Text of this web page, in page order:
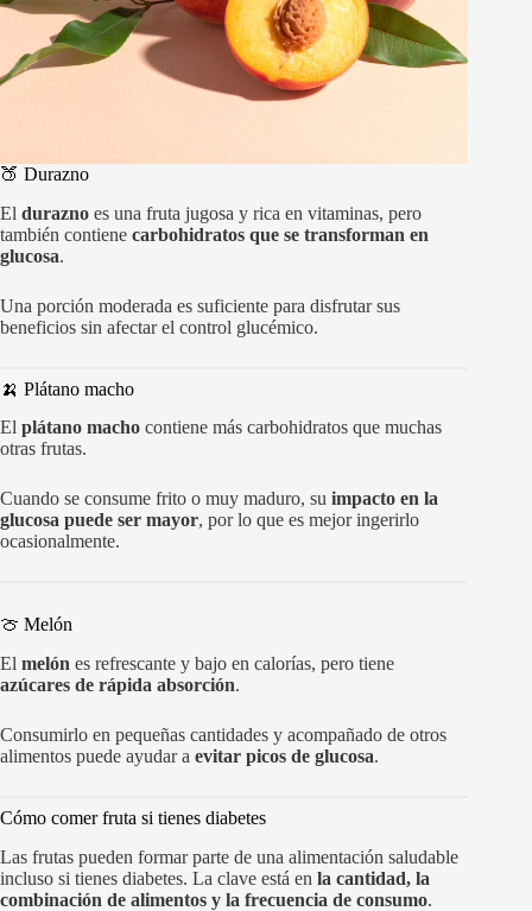
🍑 Durazno
El durazno es una fruta jugosa y rica en vitaminas, pero
también contiene carbohidratos que se transforman en
glucosa.
Una porción moderada es suficiente para disfrutar sus
beneficios sin afectar el control glucémico.
🍌 Plátano macho
El plátano macho contiene más carbohidratos que muchas
otras frutas.
Cuando se consume frito o muy maduro, su impacto en la
glucosa puede ser mayor, por lo que es mejor ingerirlo
ocasionalmente.
🍈 Melón
El melón es refrescante y bajo en calorías, pero tiene
azúcares de rápida absorción.
Consumirlo en pequeñas cantidades y acompañado de otros
alimentos puede ayudar a evitar picos de glucosa.
Cómo comer fruta si tienes diabetes
Las frutas pueden formar parte de una alimentación saludable
incluso si tienes diabetes. La clave está en la cantidad, la
combinación de alimentos y la frecuencia de consumo.